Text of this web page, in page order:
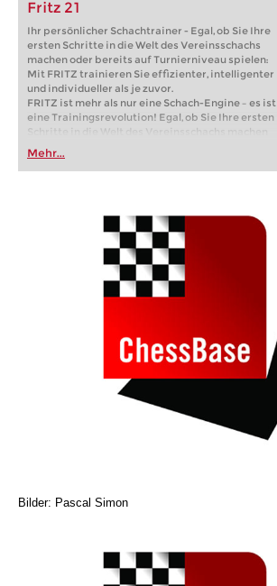
Fritz 21
Ihr persönlicher Schachtrainer - Egal, ob Sie Ihre
ersten Schritte in die Welt des Vereinsschachs
machen oder bereits auf Turnierniveau spielen:
Mit FRITZ trainieren Sie effizienter, intelligenter
und individueller als je zuvor.
FRITZ ist mehr als nur eine Schach-Engine – es ist
eine Trainingsrevolution! Egal, ob Sie Ihre ersten
Schritte in die Welt des Vereinsschachs machen
oder bereits auf Turnierniveau spielen: Mit
FRITZ trainieren Sie effizienter, intelligenter und
individueller als je zuvor.
Mehr...
Bilder: Pascal Simon